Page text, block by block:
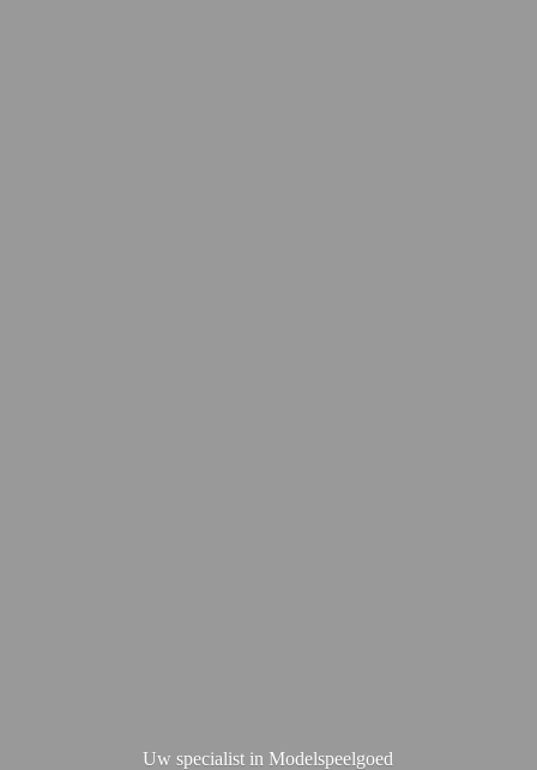
Uw specialist in Modelspeelgoed